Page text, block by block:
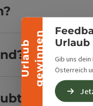
U
r
l
a
u
b
g
e
w
i
n
n
en
Gib uns
Österreich